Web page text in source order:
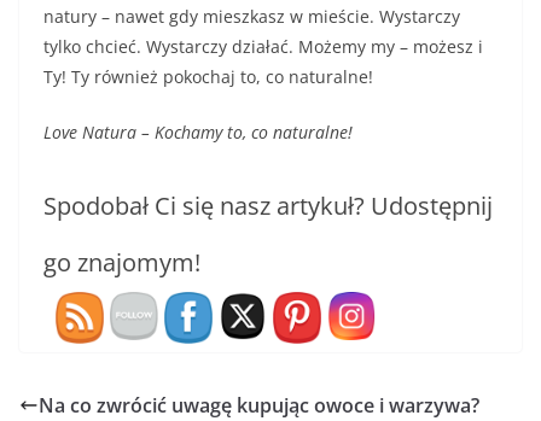
natury – nawet gdy mieszkasz w mieście. Wystarczy
tylko chcieć. Wystarczy działać. Możemy my – możesz i
Ty! Ty również pokochaj to, co naturalne!
Love Natura – Kochamy to, co naturalne!
Spodobał Ci się nasz artykuł? Udostępnij
go znajomym!
Na co zwrócić uwagę kupując owoce i warzywa?